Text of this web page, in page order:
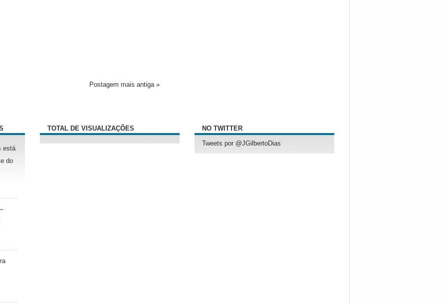
Postagem mais antiga »
está
do
TOTAL DE VISUALIZAÇÕES NO TWITTER
Tweets por @JGilbertoDias